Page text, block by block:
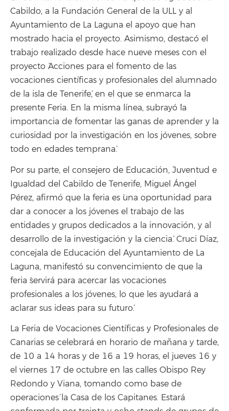
Cabildo, a la Fundación General de la ULL y al
Ayuntamiento de La Laguna el apoyo que han
mostrado hacia el proyecto. Asimismo, destacó el
trabajo realizado desde hace nueve meses con el
proyecto `Acciones para el fomento de las
vocaciones científicas y profesionales del alumnado
de la isla de Tenerife´, en el que se enmarca la
presente Feria. En la misma línea, subrayó `la
importancia de fomentar las ganas de aprender y la
curiosidad por la investigación en los jóvenes, sobre
todo en edades temprana´.
Por su parte, el consejero de Educación, Juventud e
Igualdad del Cabildo de Tenerife, Miguel Ángel
Pérez, afirmó que la feria es `una oportunidad para
dar a conocer a los jóvenes el trabajo de las
entidades y grupos dedicados a la innovación, y al
desarrollo de la investigación y la ciencia´. Cruci Díaz,
concejala de Educación del Ayuntamiento de La
Laguna, manifestó su convencimiento de que la
feria `servirá para acercar las vocaciones
profesionales a los jóvenes, lo que les ayudará a
aclarar sus ideas para su futuro´.
La Feria de Vocaciones Científicas y Profesionales de
Canarias se celebrará en horario de mañana y tarde,
de 10 a 14 horas y de 16 a 19 horas, el jueves 16 y
el viernes 17 de octubre en las calles Obispo Rey
Redondo y Viana, tomando como `base de
operaciones´ la Casa de los Capitanes. Estará